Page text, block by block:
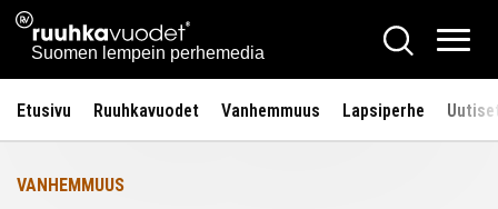
Siirry
sisältöön
Ruuhkavuodet.fi
Suomen lempein perhemedia
Hae
Etusivu Ruuhkavuodet Vanhemmuus Lapsiperhe
Etusivulle
VANHEMMUUS